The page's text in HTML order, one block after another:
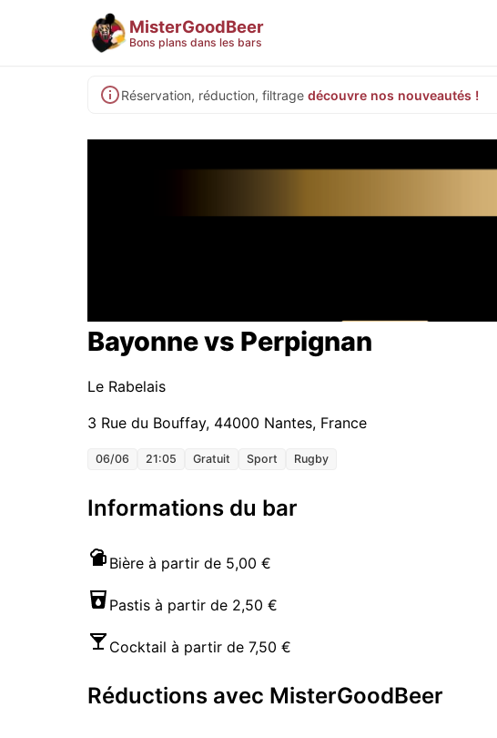
MisterGoodBeer
Bons plans dans les bars
Réservation, réduction, filtrage découvre nos nouveautés !
Bayonne vs Perpignan
Le Rabelais
3 Rue du Bouffay, 44000 Nantes, France
06/06 21:05 Gratuit Sport Rugby
Informations du bar
Bière à partir de 5,00 €
Pastis à partir de 2,50 €
Cocktail à partir de 7,50 €
Réductions avec MisterGoodBeer